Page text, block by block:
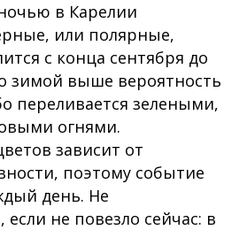
в Карелии
или полярные,
с конца сентября до
зимой выше вероятность
переливается зелеными,
огнями.
зависит от
поэтому событие
день. Не
если не повезло сейчас: в